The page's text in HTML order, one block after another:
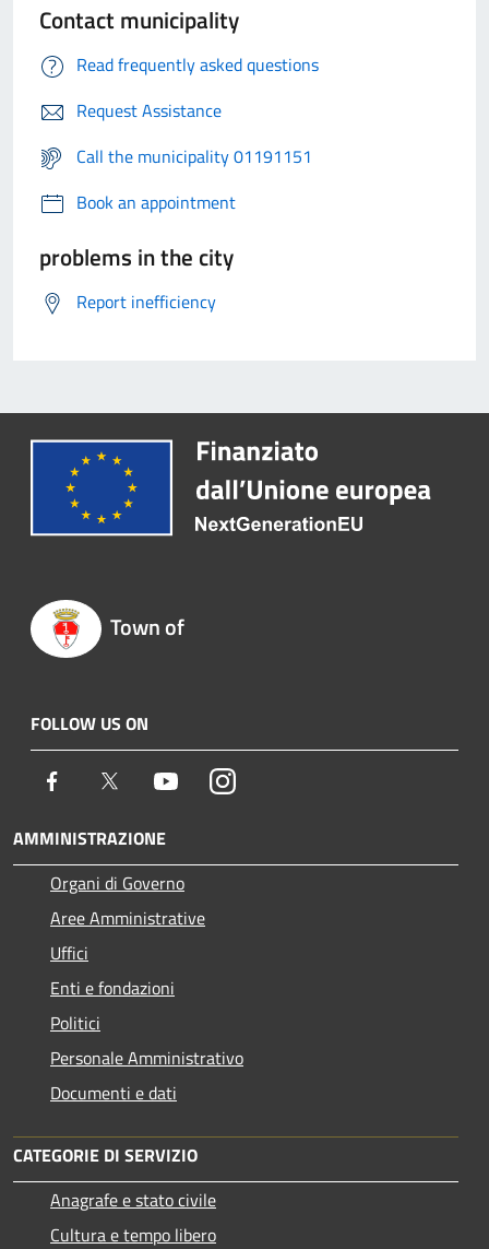
Contact municipality
Read frequently asked questions
Request Assistance
Call the municipality 01191151
Book an appointment
problems in the city
Report inefficiency
Town of
FOLLOW US ON
Facebook Twitter YoutubeInstagram
AMMINISTRAZIONE
Organi di Governo
Aree Amministrative
Uffici
Enti e fondazioni
Politici
Personale Amministrativo
Documenti e dati
CATEGORIE DI SERVIZIO
Anagrafe e stato civile
Cultura e tempo libero